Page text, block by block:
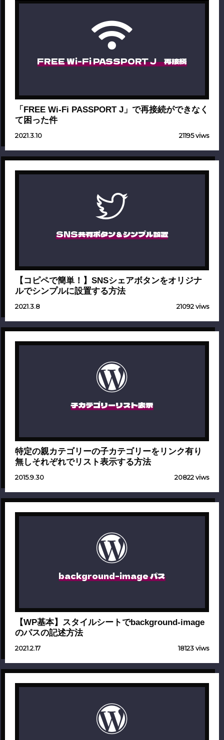
FREE Wi-Fi PASSPORT J 再接続
「FREE Wi-Fi PASSPORT J」で再接続ができなく
て困った件
2021.3.10 21195 viws
SNS共有ボタン＆シンプル設置
【コピペで簡単！】SNSシェアボタンをオリジナ
ルでシンプルに設置する方法
2021.3.8 21092 viws
子カテゴリーリスト表示
特定の親カテゴリーの子カテゴリーをリンク有り
無しそれぞれでリスト表示する方法
2015.9.30 20822 viws
background-image パス
【WP基本】スタイルシートでbackground-image
のパスの記述方法
2021.2.17 18123 viws